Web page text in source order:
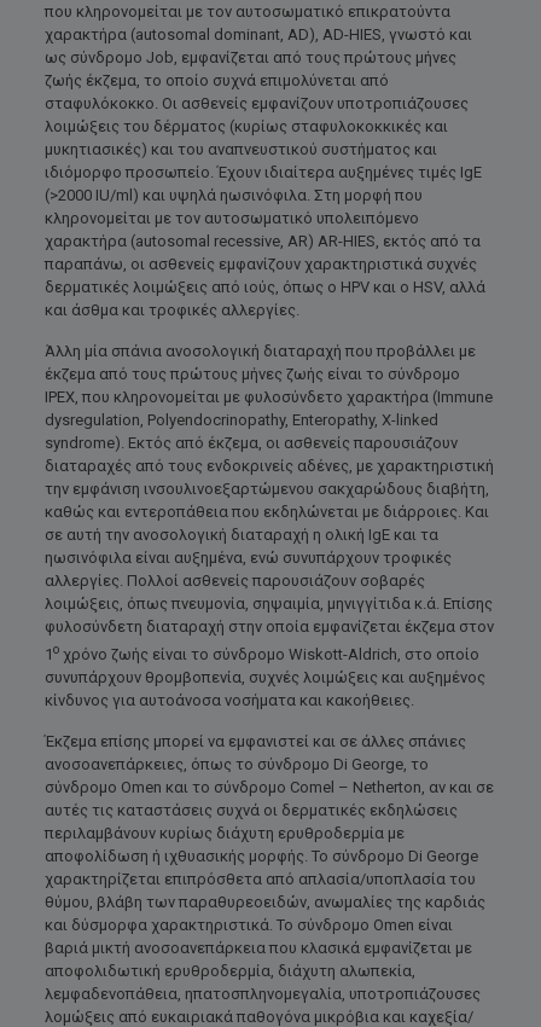
που κληρονομείται με τον αυτοσωματικό επικρατούντα
χαρακτήρα (autosomal dominant, AD), AD-HIES, γνωστό και
ως σύνδρομο Job, εμφανίζεται από τους πρώτους μήνες
ζωής έκζεμα, το οποίο συχνά επιμολύνεται από
σταφυλόκοκκο. Οι ασθενείς εμφανίζουν υποτροπιάζουσες
λοιμώξεις του δέρματος (κυρίως σταφυλοκοκκικές και
μυκητιασικές) και του αναπνευστικού συστήματος και
ιδιόμορφο προσωπείο. Έχουν ιδιαίτερα αυξημένες τιμές IgE
(>2000 IU/ml) και υψηλά ηωσινόφιλα. Στη μορφή που
κληρονομείται με τον αυτοσωματικό υπολειπόμενο
χαρακτήρα (autosomal recessive, AR) AR-HIES, εκτός από τα
παραπάνω, οι ασθενείς εμφανίζουν χαρακτηριστικά συχνές
δερματικές λοιμώξεις από ιούς, όπως ο HPV και ο HSV, αλλά
και άσθμα και τροφικές αλλεργίες.
Άλλη μία σπάνια ανοσολογική διαταραχή που προβάλλει με
έκζεμα από τους πρώτους μήνες ζωής είναι το σύνδρομο
IPEX, που κληρονομείται με φυλοσύνδετο χαρακτήρα (Immune
dysregulation, Polyendocrinopathy, Enteropathy, X-linked
syndrome). Εκτός από έκζεμα, οι ασθενείς παρουσιάζουν
διαταραχές από τους ενδοκρινείς αδένες, με χαρακτηριστική
την εμφάνιση ινσουλινοεξαρτώμενου σακχαρώδους διαβήτη,
καθώς και εντεροπάθεια που εκδηλώνεται με διάρροιες. Και
σε αυτή την ανοσολογική διαταραχή η ολική IgE και τα
ηωσινόφιλα είναι αυξημένα, ενώ συνυπάρχουν τροφικές
αλλεργίες. Πολλοί ασθενείς παρουσιάζουν σοβαρές
λοιμώξεις, όπως πνευμονία, σηψαιμία, μηνιγγίτιδα κ.ά. Επίσης
φυλοσύνδετη διαταραχή στην οποία εμφανίζεται έκζεμα στον
1οχρόνο ζωής είναι το σύνδρομο Wiskott-Aldrich, στο οποίο
συνυπάρχουν θρομβοπενία, συχνές λοιμώξεις και αυξημένος
κίνδυνος για αυτοάνοσα νοσήματα και κακοήθειες.
Έκζεμα επίσης μπορεί να εμφανιστεί και σε άλλες σπάνιες
ανοσοανεπάρκειες, όπως το σύνδρομο Di George, το
σύνδρομο Omen και το σύνδρομο Comel – Netherton, αν και σε
αυτές τις καταστάσεις συχνά οι δερματικές εκδηλώσεις
περιλαμβάνουν κυρίως διάχυτη ερυθροδερμία με
αποφολίδωση ή ιχθυασικής μορφής. Το σύνδρομο Di George
χαρακτηρίζεται επιπρόσθετα από απλασία/υποπλασία του
θύμου, βλάβη των παραθυρεοειδών, ανωμαλίες της καρδιάς
και δύσμορφα χαρακτηριστικά. Το σύνδρομο Omen είναι
βαριά μικτή ανοσοανεπάρκεια που κλασικά εμφανίζεται με
αποφολιδωτική ερυθροδερμία, διάχυτη αλωπεκία,
λεμφαδενοπάθεια, ηπατοσπληνομεγαλία, υποτροπιάζουσες
λομώξεις από ευκαιριακά παθογόνα μικρόβια και καχεξία/